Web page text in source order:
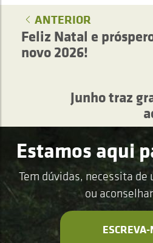
ANTERIOR
Feliz Natal e
novo 2026!
Junho traz
Estamos aqui
Tem dúvidas, necessita
ou
ESCREVA-